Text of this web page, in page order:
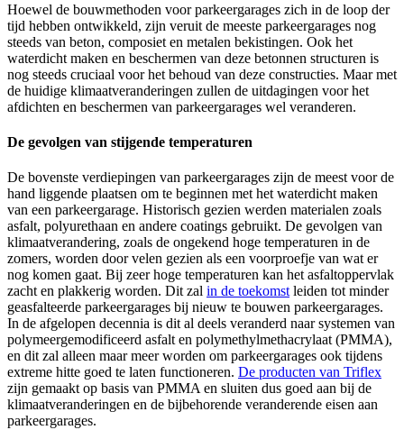
Hoewel de bouwmethoden voor parkeergarages zich in de loop der
tijd hebben ontwikkeld, zijn veruit de meeste parkeergarages nog
steeds van beton, composiet en metalen bekistingen. Ook het
waterdicht maken en beschermen van deze betonnen structuren is
nog steeds cruciaal voor het behoud van deze constructies. Maar met
de huidige klimaatveranderingen zullen de uitdagingen voor het
afdichten en beschermen van parkeergarages wel veranderen.
De gevolgen van stijgende temperaturen
De bovenste verdiepingen van parkeergarages zijn de meest voor de
hand liggende plaatsen om te beginnen met het waterdicht maken
van een parkeergarage. Historisch gezien werden materialen zoals
asfalt, polyurethaan en andere coatings gebruikt. De gevolgen van
klimaatverandering, zoals de ongekend hoge temperaturen in de
zomers, worden door velen gezien als een voorproefje van wat er
nog komen gaat. Bij zeer hoge temperaturen kan het asfaltoppervlak
zacht en plakkerig worden. Dit zal in de toekomst leiden tot minder
geasfalteerde parkeergarages bij nieuw te bouwen parkeergarages.
In de afgelopen decennia is dit al deels veranderd naar systemen van
polymeergemodificeerd asfalt en polymethylmethacrylaat (PMMA),
en dit zal alleen maar meer worden om parkeergarages ook tijdens
extreme hitte goed te laten functioneren. De producten van Triflex
zijn gemaakt op basis van PMMA en sluiten dus goed aan bij de
klimaatveranderingen en de bijbehorende veranderende eisen aan
parkeergarages.